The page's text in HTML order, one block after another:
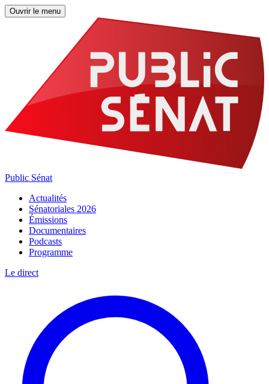
Ouvrir le menu
Public Sénat
Actualités
Sénatoriales 2026
Émissions
Documentaires
Podcasts
Programme
Le direct